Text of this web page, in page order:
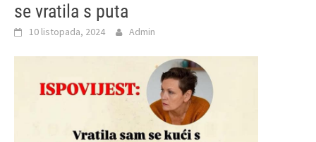
se vratila s puta
10 listopada, 2024 Admin